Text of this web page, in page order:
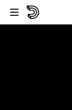
Passer au player
Passer au contenu